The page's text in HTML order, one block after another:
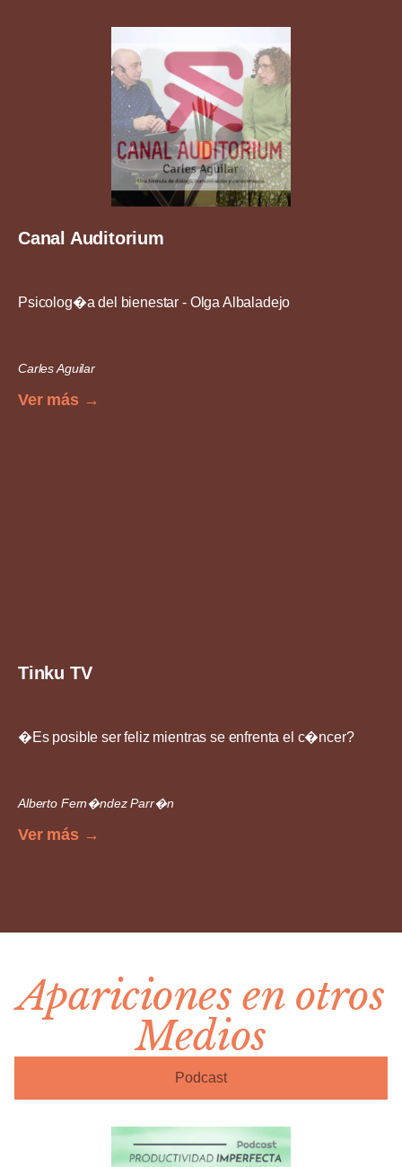
Canal Auditorium
Psicolog�a del bienestar - Olga Albaladejo
Carles Aguilar
Ver más →
Tinku TV
�Es posible ser feliz mientras se enfrenta el c�ncer?
Alberto Fern�ndez Parr�n
Ver más →
Apariciones en otros
Medios
Podcast